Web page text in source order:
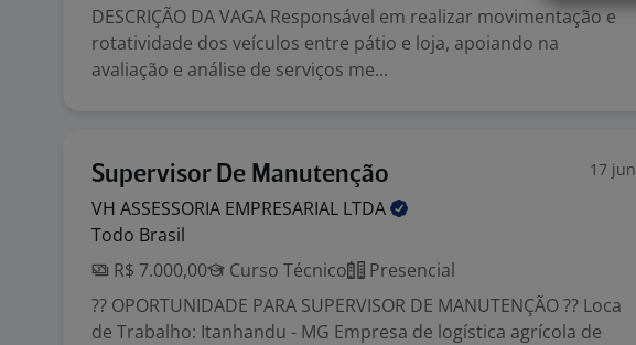
DESCRIÇÃO DA VAGA Responsável em realizar movimentação e
rotatividade dos veículos entre pátio e loja, apoiando na
avaliação e análise de serviços me...
Supervisor De Manutenção 17 jun
VH ASSESSORIA EMPRESARIAL LTDA
Todo Brasil
R$ 7.000,00
Curso Técnico
Presencial
?? OPORTUNIDADE PARA SUPERVISOR DE MANUTENÇÃO ?? Loca
de Trabalho: Itanhandu - MG Empresa de logística agrícola de